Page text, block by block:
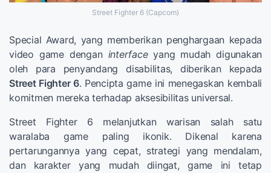
Street Fighter 6 (Capcom)
Special Award, yang memberikan penghargaan kepada
video game dengan interfaceyang mudah digunakan
oleh para penyandang disabilitas, diberikan kepada
Street Fighter 6. Pencipta game ini menegaskan kembali
komitmen mereka terhadap aksesibilitas universal.
Street Fighter 6 melanjutkan warisan salah satu
waralaba game paling ikonik. Dikenal karena
pertarungannya yang cepat, strategi yang mendalam,
dan karakter yang mudah diingat, game ini tetap